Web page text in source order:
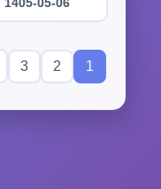
1
2
3